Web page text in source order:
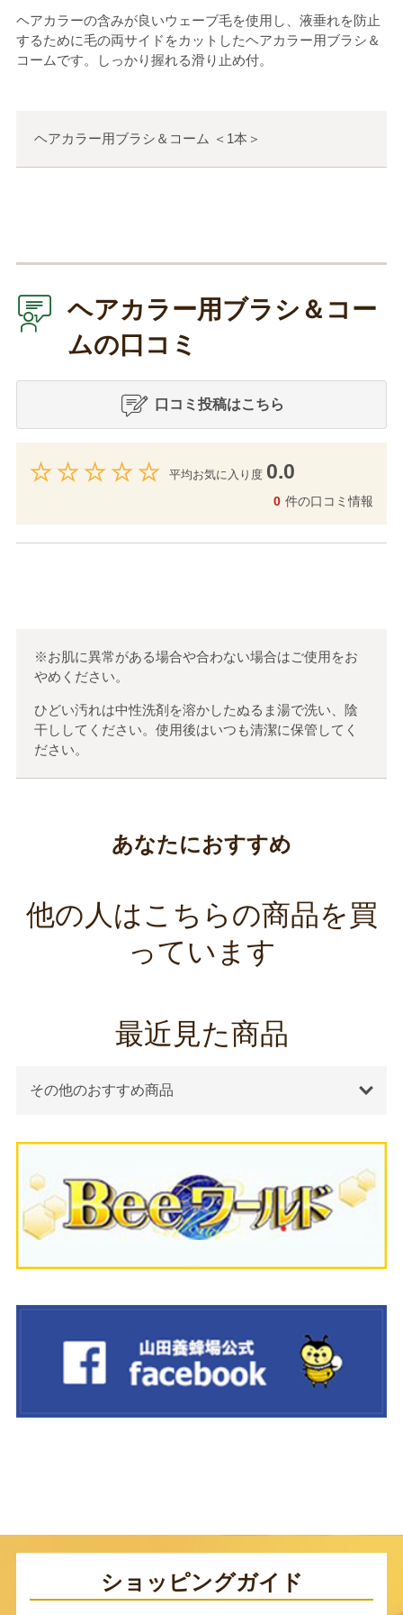
ヘアカラーの含みが良いウェーブ毛を使用し、液垂れを防止
するために毛の両サイドをカットしたヘアカラー用ブラシ＆
コームです。しっかり握れる滑り止め付。
ヘアカラー用ブラシ＆コーム ＜ 1本 ＞
ヘアカラー用ブラシ＆コー
ムの口コミ
口コミ投稿はこちら
平均お気に入り度 0.0
0 件の口コミ情報
※お肌に異常がある場合や合わない場合はご使用をお
やめください。
ひどい汚れは中性洗剤を溶かしたぬるま湯で洗い、陰
干ししてください。使用後はいつも清潔に保管してく
ださい。
あなたにおすすめ
他の人はこちらの商品を買
っています
最近見た商品
その他のおすすめ商品
ショッピングガイド